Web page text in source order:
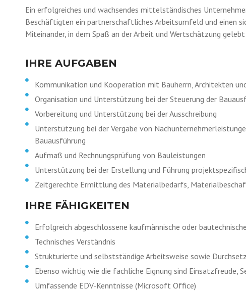
Ein erfolgreiches und wachsendes mittelständisches
Beschäftigten ein partnerschaftliches Arbeitsumfeld und einen
Miteinander, in dem Spaß an der Arbeit und Wertschätzung
IHRE AUFGABEN
Kommunikation und Kooperation mit Bauherrn, Architekten
Organisation und Unterstützung bei der Steuerung der
Vorbereitung und Unterstützung bei der Ausschreibung
Unterstützung bei der Vergabe von
Bauausführung
Aufmaß und Rechnungsprüfung von Bauleistungen
Unterstützung bei der Erstellung und Führung
Zeitgerechte Ermittlung des Materialbedarfs,
IHRE FÄHIGKEITEN
Erfolgreich abgeschlossene kaufmännische oder
Technisches Verständnis
Strukturierte und selbstständige Arbeitsweise sowie
Ebenso wichtig wie die fachliche Eignung sind
Umfassende EDV-Kenntnisse (Microsoft Office)